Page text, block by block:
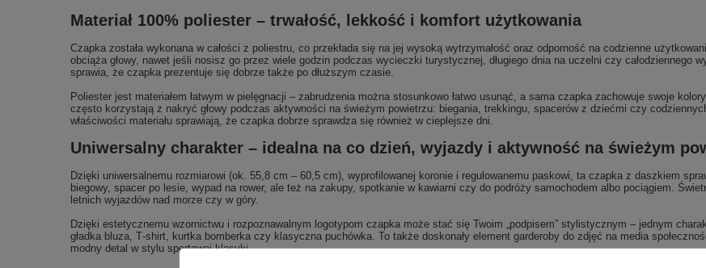
Materiał 100% poliester – trwałość, lekkość i komfort użytkowania
Czapka została wykonana w całości z poliestru, co przekłada się na jej wysoką wytrzymałość oraz odporność na codzienne
obciąża głowy, nawet jeśli nosisz go przez wiele godzin podczas wycieczki turystycznej, długiego dnia na uczelni czy całodziennego
sprawia, że czapka prezentuje się dobrze także po dłuższym czasie.
Poliester jest materiałem łatwym w pielęgnacji – zabrudzenia można stosunkowo łatwo usunąć, a sama czapka zachowuje swoje
często korzystają z nakryć głowy podczas aktywności na świeżym powietrzu: biegania, trekkingu, spacerów z dziećmi czy
właściwości materiału sprawiają, że czapka dobrze sprawdza się również w cieplejsze dni.
Uniwersalny charakter – idealna na co dzień, wyjazdy i aktywność na świeżym
Dzięki uniwersalnemu rozmiarowi (ok. 55,8 cm – 60,5 cm), wyprofilowanej koronie i regulowanemu paskowi, ta czapka z daszkiem
biegowy, spacer po lesie, wypad na rower, ale też na zakupy, spotkanie w kawiarni czy do podróży samochodem albo pociągiem.
letnich wyjazdów nad morze czy w góry.
Dzięki estetycznemu wzornictwu i rozpoznawalnym logotypom czapka może stać się Twoim „podpisem” stylistycznym – jednym
gładka bluza, T‑shirt, kurtka bomberka czy klasyczna puchówka. To także doskonały element garderoby do zdjęć na media
modny detal w stylu sportowej klasyki.